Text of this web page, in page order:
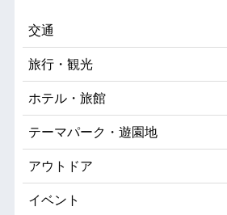
交通
旅行・観光
ホテル・旅館
テーマパーク・遊園地
アウトドア
イベント